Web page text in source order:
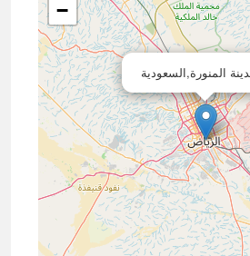
المنورة,السعودية
−